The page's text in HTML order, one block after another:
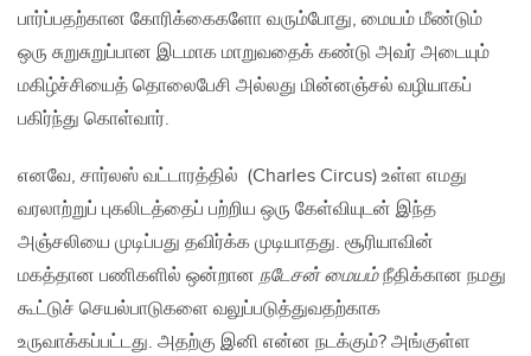
பார்ப்பதற்கான கோரிக்கைகளோ வரும்போது, மையம் மீண்டும்
ஒரு சுறுசுறுப்பான இடமாக மாறுவதைக் கண்டு அவர் அடையும்
மகிழ்ச்சியைத் தொலைபேசி அல்லது மின்னஞ்சல் வழியாகப்
பகிர்ந்து கொள்வார்.
எனவே, சார்லஸ் வட்டாரத்தில் (Charles Circus) உள்ள எமது
வரலாற்றுப் புகலிடத்தைப் பற்றிய ஒரு கேள்வியுடன் இந்த
அஞ்சலியை முடிப்பது தவிர்க்க முடியாதது. சூரியாவின்
மகத்தான பணிகளில் ஒன்றான நடேசன் மையம்நீதிக்கான நமது
கூட்டுச் செயல்பாடுகளை வலுப்படுத்துவதற்காக
உருவாக்கப்பட்டது. அதற்கு இனி என்ன நடக்கும்? அங்குள்ள